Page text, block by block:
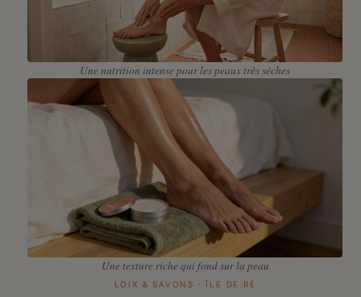
Une nutrition intense pour les peaux très sèches
Une texture riche qui fond sur la peau
LOIX & SAVONS · ÎLE DE RÉ